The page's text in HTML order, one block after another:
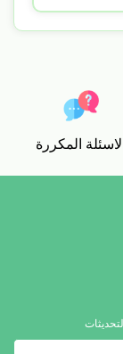
المكررة